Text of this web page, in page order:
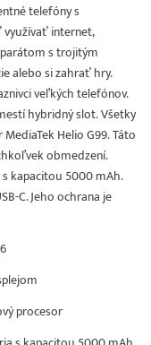
telefóny s
internet,
s trojitým
alebo si zahrať hry.
veľkých telefónov.
hybridný slot. Všetky
Helio G99. Táto
obmedzení.
kapacitou 5000 mAh.
C. Jeho ochrana je
procesor